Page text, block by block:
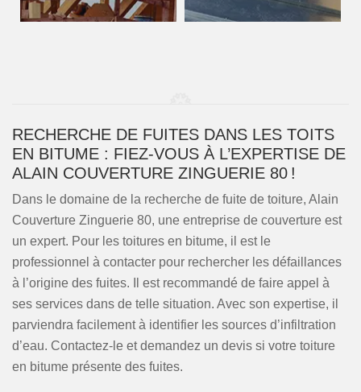
RECHERCHE DE FUITES DANS LES TOITS
EN BITUME : FIEZ-VOUS À L’EXPERTISE DE
ALAIN COUVERTURE ZINGUERIE 80 !
Dans le domaine de la recherche de fuite de toiture, Alain
Couverture Zinguerie 80, une entreprise de couverture est
un expert. Pour les toitures en bitume, il est le
professionnel à contacter pour rechercher les défaillances
à l’origine des fuites. Il est recommandé de faire appel à
ses services dans de telle situation. Avec son expertise, il
parviendra facilement à identifier les sources d’infiltration
d’eau. Contactez-le et demandez un devis si votre toiture
en bitume présente des fuites.